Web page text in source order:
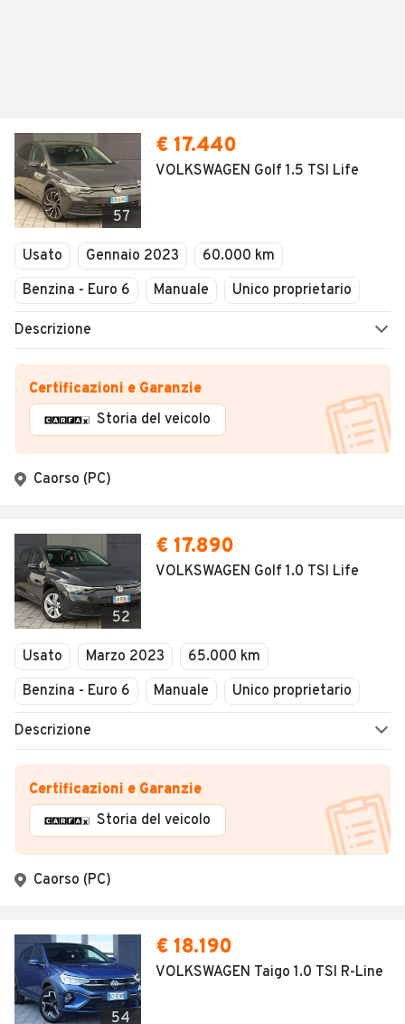
57
€ 17.440
VOLKSWAGEN Golf 1.5 TSI Life
Usato Gennaio 2023
60.000 km
Benzina - Euro 6
Manuale Unico proprietario
Descrizione
Certificazioni e Garanzie
Storia del veicolo
Caorso (PC)
52
€ 17.890
VOLKSWAGEN Golf 1.0 TSI Life
Usato Marzo 2023
65.000 km
Benzina - Euro 6
Manuale Unico proprietario
Descrizione
Certificazioni e Garanzie
Storia del veicolo
Caorso (PC)
54
€ 18.190
VOLKSWAGEN Taigo 1.0 TSI R-Line